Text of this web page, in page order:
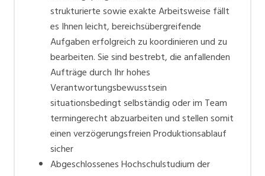
strukturierte sowie exakte Arbeitsweise fällt
es Ihnen leicht, bereichsübergreifende
Aufgaben erfolgreich zu koordinieren und zu
bearbeiten. Sie sind bestrebt, die anfallenden
Aufträge durch Ihr hohes
Verantwortungsbewusstsein
situationsbedingt selbständig oder im Team
termingerecht abzuarbeiten und stellen somit
einen verzögerungsfreien Produktions­ablauf
sicher
Abgeschlossenes Hochschulstudium der